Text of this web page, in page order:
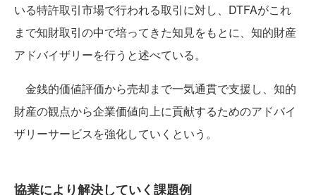
いる特許取引市場で行われる取引に対し、DTFAがこれ
まで知財取引の中で培ってきた知見をもとに、知的財産
アドバイザリーを行うと述べている。
金銭的価値評価から売却まで一気通貫で支援し、知的
財産の観点から企業価値向上に貢献するためのアドバイ
ザリーサービスを強化していくという。
協業により解決していく課題例